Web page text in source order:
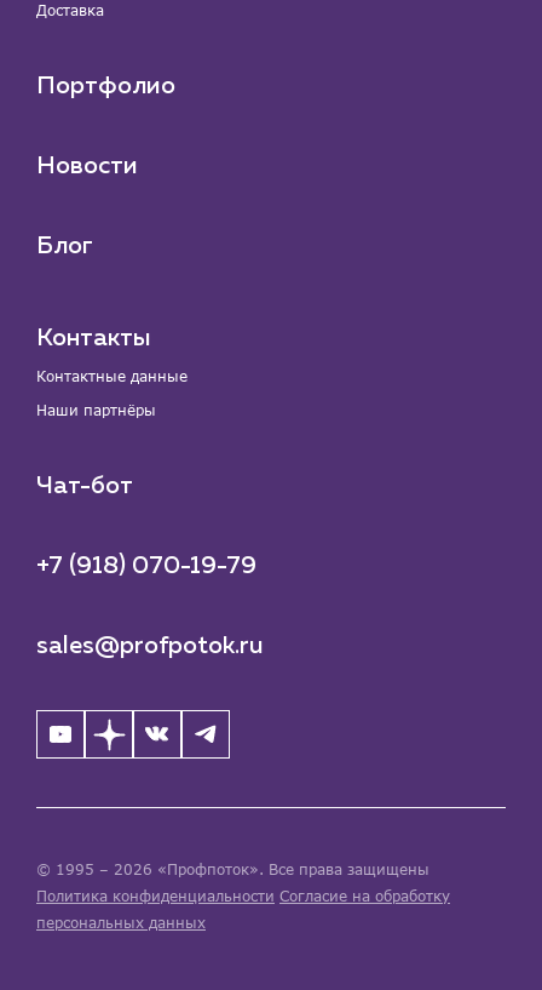
Доставка
Портфолио
Новости
Блог
Контакты
Контактные данные
Наши партнёры
Чат-бот
+7 (918) 070-19-79
sales@profpotok.ru
© 1995 – 2026 «Профпоток». Все права защищены
Политика конфиденциальности Согласие на обработку
персональных данных